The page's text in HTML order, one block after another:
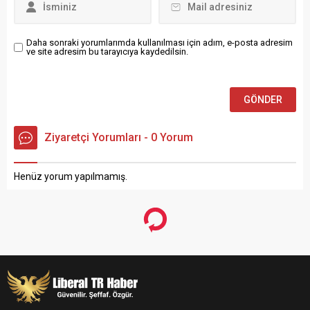
Daha sonraki yorumlarımda kullanılması için adım, e-posta adresim
ve site adresim bu tarayıcıya kaydedilsin.
Ziyaretçi Yorumları - 0 Yorum
Henüz yorum yapılmamış.